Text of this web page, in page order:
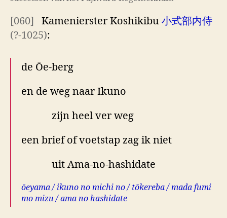
[060] Kamenierster Koshikibu 小式部内侍
(?-1025):
de Ōe-berg
en de weg naar Ikuno
zijn heel ver weg
een brief of voetstap zag ik niet
uit Ama-no-hashidate
ōeyama / ikuno no michi no / tōkereba / mada fumi
mo mizu / ama no hashidate